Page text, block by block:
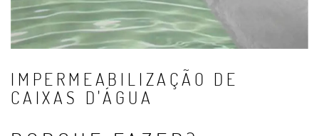
IMPERMEABILIZAÇÃO DE
CAIXAS D'ÁGUA